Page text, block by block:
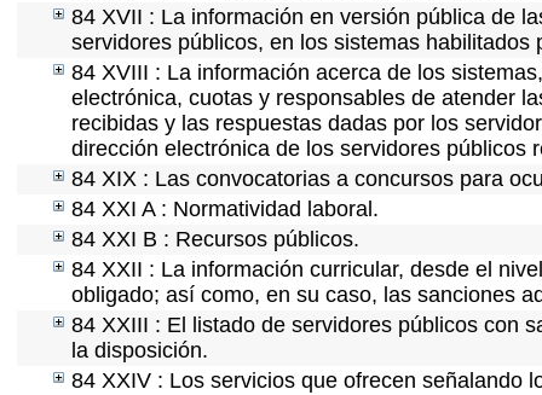
84 XVII : La información en versión pública de
servidores públicos, en los sistemas
84 XVIII : La información acerca de los
electrónica, cuotas y responsables de atender
recibidas y las respuestas dadas por los
dirección electrónica de los servidores públicos
84 XIX : Las convocatorias a concursos para
84 XXI A : Normatividad laboral.
84 XXI B : Recursos públicos.
84 XXII : La información curricular, desde el
obligado; así como, en su caso, las sanciones
84 XXIII : El listado de servidores públicos con
la disposición.
84 XXIV : Los servicios que ofrecen señalando